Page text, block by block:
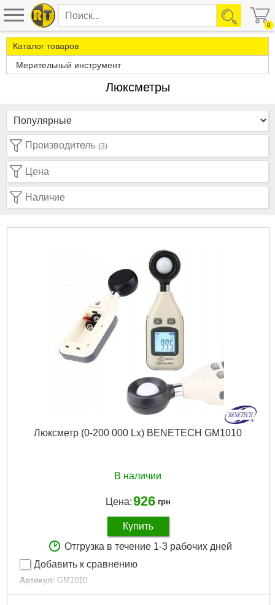
0
Каталог товаров
Мерительный инструмент
Люксметры
Производитель (3)
Цена
Наличие
Люксметр (0-200 000 Lx) BENETECH GM1010
В наличии
Цена:926 грн
Купить
Отгрузка в течение 1-3 рабочих дней
Добавить к сравнению
Артикул: GM1010
Код товара: 22.65.02